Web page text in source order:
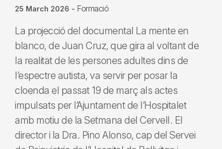
25 March 2026 - Formació
La projecció del documental La mente en
blanco, de Juan Cruz, que gira al voltant de
la realitat de les persones adultes dins de
l’espectre autista, va servir per posar la
cloenda el passat 19 de març als actes
impulsats per l’Ajuntament de l’Hospitalet
amb motiu de la Setmana del Cervell. El
director i la Dra. Pino Alonso, cap del Servei